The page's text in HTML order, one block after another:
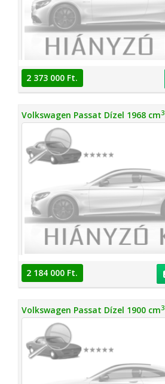
2 373 000 Ft.
Volkswagen Passat Dízel 1968 cm3
2 184 000 Ft.
Volkswagen Passat Dízel 1900 cm3